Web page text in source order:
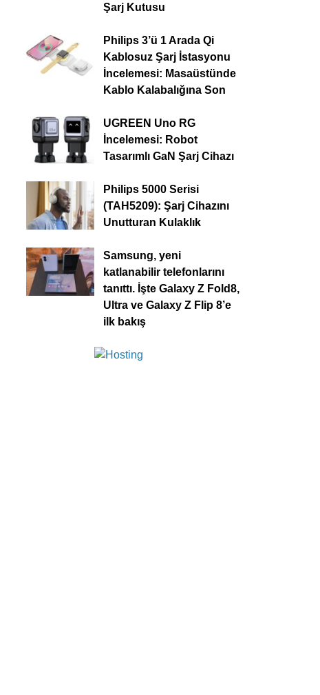
Şarj Kutusu
Philips 3’ü 1 Arada Qi
Kablosuz Şarj İstasyonu
İncelemesi: Masaüstünde
Kablo Kalabalığına Son
UGREEN Uno RG
İncelemesi: Robot
Tasarımlı GaN Şarj Cihazı
Philips 5000 Serisi
(TAH5209): Şarj Cihazını
Unutturan Kulaklık
Samsung, yeni
katlanabilir telefonlarını
tanıttı. İşte Galaxy Z Fold8,
Ultra ve Galaxy Z Flip 8’e
ilk bakış